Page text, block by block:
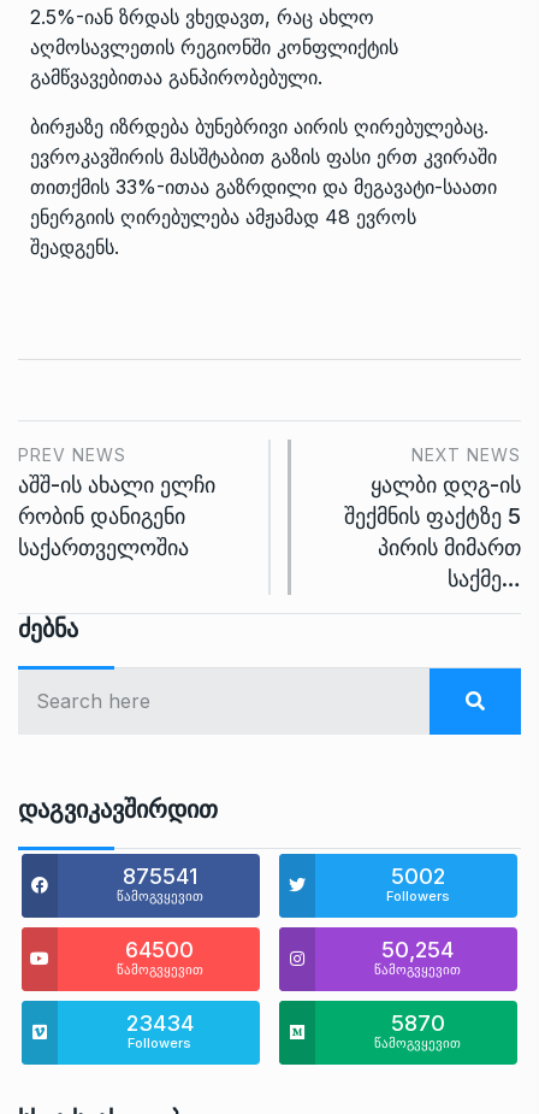
2.5%-იან ზრდას ვხედავთ, რაც ახლო
აღმოსავლეთის რეგიონში კონფლიქტის
გამწვავებითაა განპირობებული.
ბირჟაზე იზრდება ბუნებრივი აირის ღირებულებაც.
ევროკავშირის მასშტაბით გაზის ფასი ერთ კვირაში
თითქმის 33%-ითაა გაზრდილი და მეგავატი-საათი
ენერგიის ღირებულება ამჟამად 48 ევროს
შეადგენს.
PREV NEWS
აშშ-ის ახალი ელჩი
რობინ დანიგენი
საქართველოშია
NEXT NEWS
ყალბი დღგ-ის
შექმნის ფაქტზე 5
პირის მიმართ
საქმე…
Ძებნა
Დაგვიკავშირდით
875541
წამოგვყევით
5002
Followers
64500
წამოგვყევით
50,254
წამოგვყევით
23434
Followers
5870
წამოგვყევით